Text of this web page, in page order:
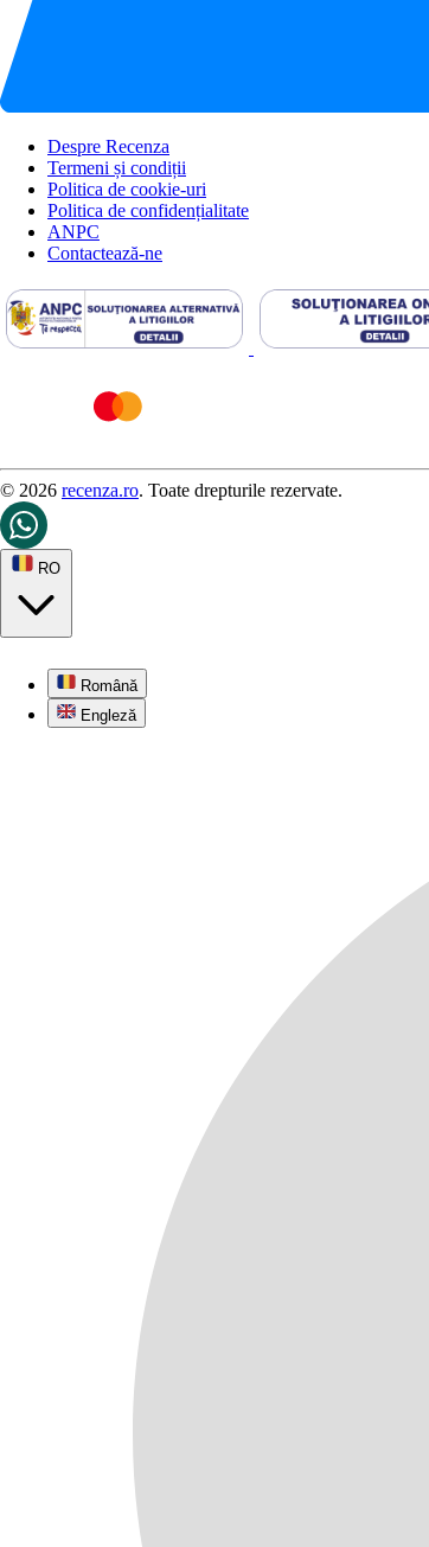
Despre Recenza
Termeni și condiții
Politica de cookie-uri
Politica de confidențialitate
ANPC
Contactează-ne
© 2026 recenza.ro. Toate drepturile rezervate.
RO
Română
Engleză